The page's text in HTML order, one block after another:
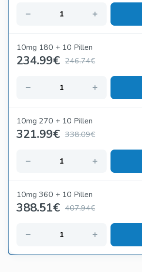
10mg 180 + 10 Pillen
234.99€ 246.74€
10mg 270 + 10 Pillen
321.99€ 338.09€
10mg 360 + 10 Pillen
388.51€ 407.94€